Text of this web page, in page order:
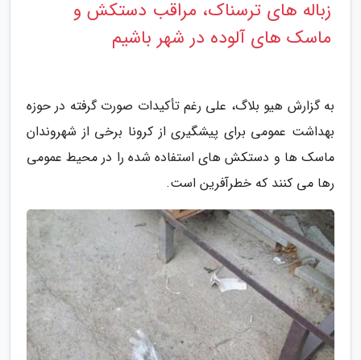
زباله های ترسناک، مراقب دستکش و
ماسک های آلوده در شهر باشیم
به گزارش هیو بلاگ، علی رغم تأکیدات صورت گرفته در حوزه
بهداشت عمومی برای پیشگیری از کرونا برخی از شهروندان
ماسک ها و دستکش های استفاده شده را در محیط عمومی
رها می کنند که خطرآفرین است.